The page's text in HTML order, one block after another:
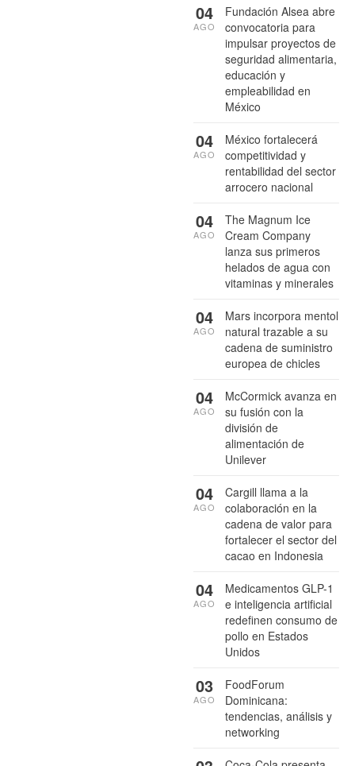
Fundación Alsea abre
convocatoria para
impulsar proyectos de
seguridad alimentaria,
educación y
empleabilidad en
México
04
AGO
México fortalecerá
competitividad y
rentabilidad del sector
arrocero nacional
04
AGO
The Magnum Ice
Cream Company
lanza sus primeros
helados de agua con
vitaminas y minerales
04
AGO
Mars incorpora mentol
natural trazable a su
cadena de suministro
europea de chicles
04
AGO
McCormick avanza en
su fusión con la
división de
alimentación de
Unilever
04
AGO
Cargill llama a la
colaboración en la
cadena de valor para
fortalecer el sector del
cacao en Indonesia
04
AGO
Medicamentos GLP-1
e inteligencia artificial
redefinen consumo de
pollo en Estados
Unidos
04
AGO
FoodForum
Dominicana:
tendencias, análisis y
networking
03
AGO